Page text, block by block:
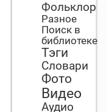
Фольклор
Разное
Поиск в
библиотеке
Тэги
Словари
Фото
Видео
Аудио